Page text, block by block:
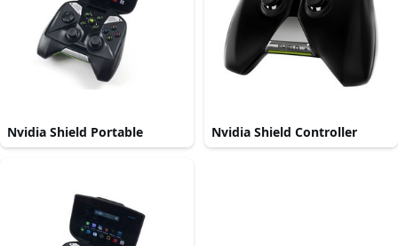
Nvidia Shield Portable Nvidia Shield Controller